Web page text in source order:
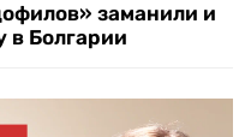
заманили и
в Болгарии